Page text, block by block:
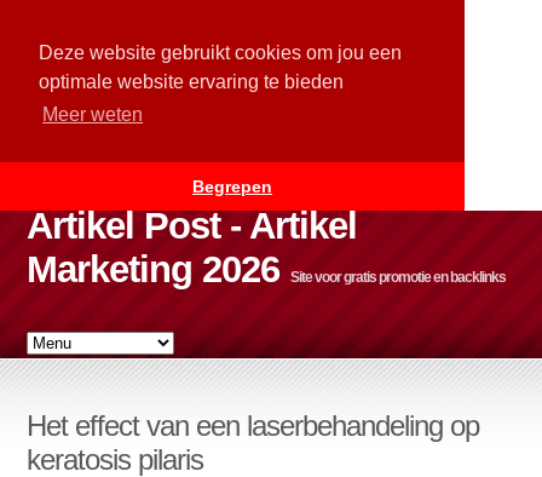
Deze website gebruikt cookies om jou een
optimale website ervaring te bieden
Meer weten
Begrepen
Artikel Post - Artikel
Marketing 2026
Site voor gratis promotie en backlinks
Het effect van een laserbehandeling op
keratosis pilaris